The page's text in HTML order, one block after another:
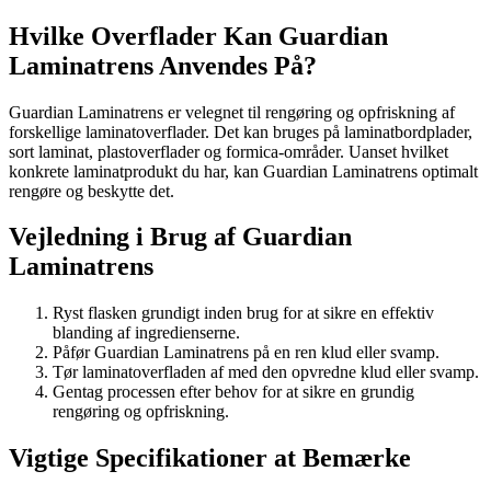
Hvilke Overflader Kan Guardian
Laminatrens Anvendes På?
Guardian Laminatrens er velegnet til rengøring og opfriskning af
forskellige laminatoverflader. Det kan bruges på laminatbordplader,
sort laminat, plastoverflader og formica-områder. Uanset hvilket
konkrete laminatprodukt du har, kan Guardian Laminatrens optimalt
rengøre og beskytte det.
Vejledning i Brug af Guardian
Laminatrens
Ryst flasken grundigt inden brug for at sikre en effektiv
blanding af ingredienserne.
Påfør Guardian Laminatrens på en ren klud eller svamp.
Tør laminatoverfladen af med den opvredne klud eller svamp.
Gentag processen efter behov for at sikre en grundig
rengøring og opfriskning.
Vigtige Specifikationer at Bemærke